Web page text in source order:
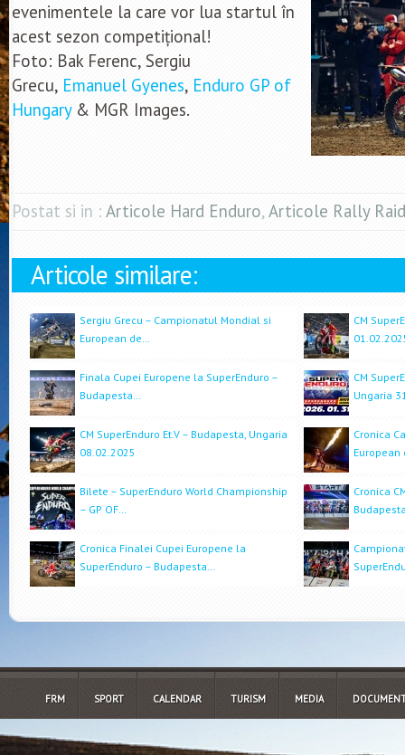
evenimentele la care vor lua startul în
acest sezon competițional!
Foto: Bak Ferenc, Sergiu
Grecu, Emanuel Gyenes, Enduro GP of
Hungary& MGR Images.
Postat si in : Articole Hard Enduro,Articole Rally Raid
Articole similare:
Sergiu Grecu – Campionatul Mondial si
European de…
CM
Finala Cupei Europene la SuperEnduro –
Budapesta…
CM
Ungaria
CM SuperEnduro Et.V – Budapesta, Ungaria
08.02.2025
Cronica
European
Bilete – SuperEnduro World Championship
– GP OF…
Cronica
Cronica Finalei Cupei Europene la
SuperEnduro – Budapesta…
FRM SPORT CALENDAR TURISM MEDIA